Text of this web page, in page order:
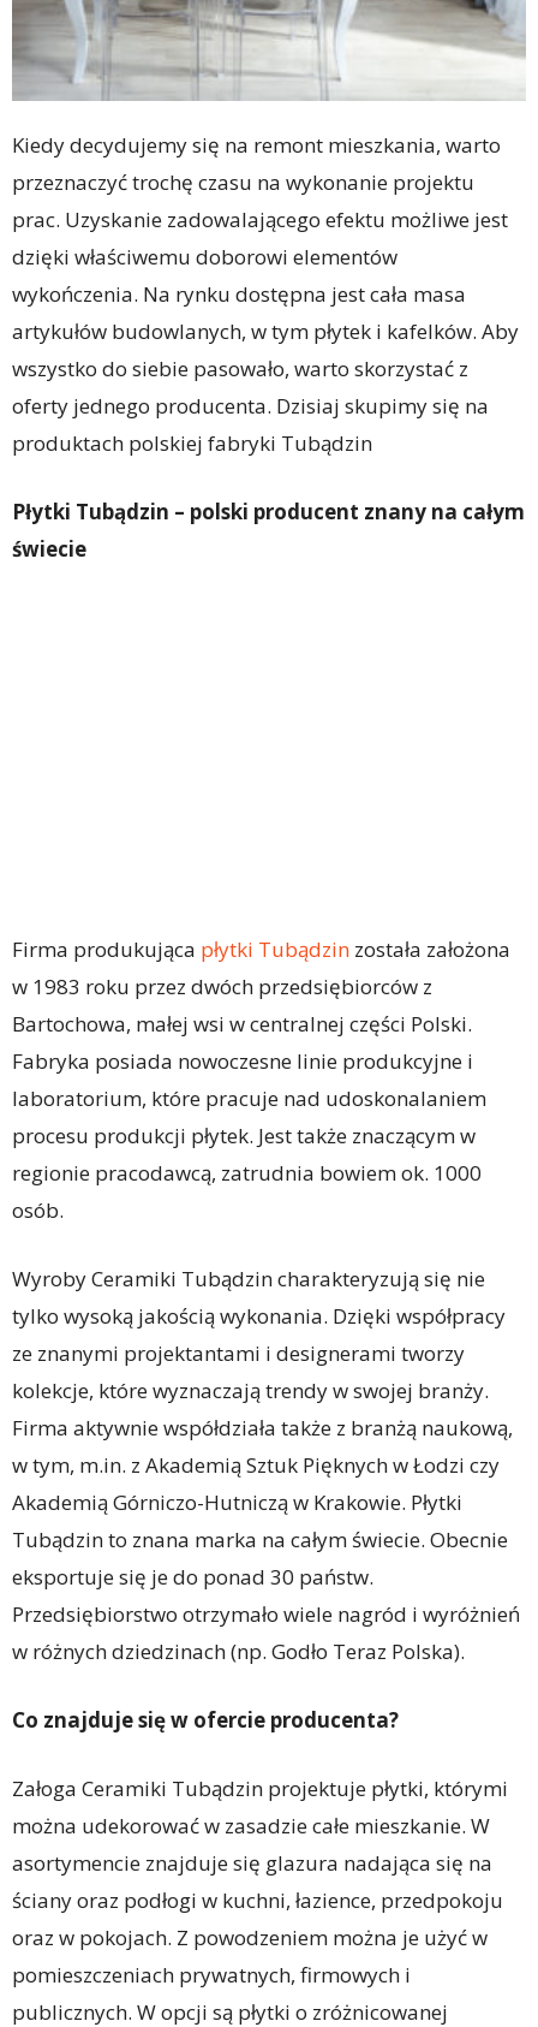
Kiedy decydujemy się na remont mieszkania, warto
przeznaczyć trochę czasu na wykonanie projektu
prac. Uzyskanie zadowalającego efektu możliwe jest
dzięki właściwemu doborowi elementów
wykończenia. Na rynku dostępna jest cała masa
artykułów budowlanych, w tym płytek i kafelków. Aby
wszystko do siebie pasowało, warto skorzystać z
oferty jednego producenta. Dzisiaj skupimy się na
produktach polskiej fabryki Tubądzin
Płytki Tubądzin – polski producent znany na całym
świecie
Firma produkująca płytki Tubądzin została założona
w 1983 roku przez dwóch przedsiębiorców z
Bartochowa, małej wsi w centralnej części Polski.
Fabryka posiada nowoczesne linie produkcyjne i
laboratorium, które pracuje nad udoskonalaniem
procesu produkcji płytek. Jest także znaczącym w
regionie pracodawcą, zatrudnia bowiem ok. 1000
osób.
Wyroby Ceramiki Tubądzin charakteryzują się nie
tylko wysoką jakością wykonania. Dzięki współpracy
ze znanymi projektantami i designerami tworzy
kolekcje, które wyznaczają trendy w swojej branży.
Firma aktywnie współdziała także z branżą naukową,
w tym, m.in. z Akademią Sztuk Pięknych w Łodzi czy
Akademią Górniczo-Hutniczą w Krakowie. Płytki
Tubądzin to znana marka na całym świecie. Obecnie
eksportuje się je do ponad 30 państw.
Przedsiębiorstwo otrzymało wiele nagród i wyróżnień
w różnych dziedzinach (np. Godło Teraz Polska).
Co znajduje się w ofercie producenta?
Załoga Ceramiki Tubądzin projektuje płytki, którymi
można udekorować w zasadzie całe mieszkanie. W
asortymencie znajduje się glazura nadająca się na
ściany oraz podłogi w kuchni, łazience, przedpokoju
oraz w pokojach. Z powodzeniem można je użyć w
pomieszczeniach prywatnych, firmowych i
publicznych. W opcji są płytki o zróżnicowanej